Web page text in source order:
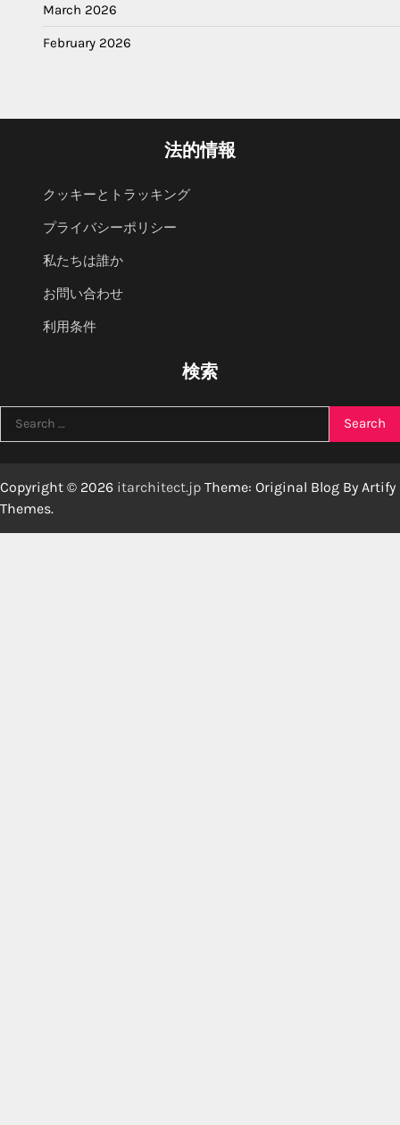
March 2026
February 2026
法的情報
クッキーとトラッキング
プライバシーポリシー
私たちは誰か
お問い合わせ
利用条件
検索
Copyright © 2026 itarchitect.jp Theme: Original Blog By Artify
Themes.